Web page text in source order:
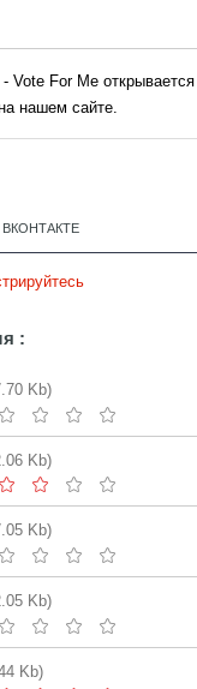
Vote For Me
нашем сайте.
ВКОНТАКТЕ
:
Kb)
Kb)
Kb)
Kb)
Kb)